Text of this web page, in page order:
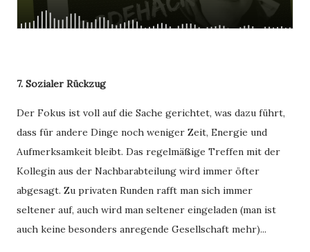
7. Sozialer Rückzug
Der Fokus ist voll auf die Sache gerichtet, was dazu führt,
dass für andere Dinge noch weniger Zeit, Energie und
Aufmerksamkeit bleibt. Das regelmäßige Treffen mit der
Kollegin aus der Nachbarabteilung wird immer öfter
abgesagt. Zu privaten Runden rafft man sich immer
seltener auf, auch wird man seltener eingeladen (man ist
auch keine besonders anregende Gesellschaft mehr)...